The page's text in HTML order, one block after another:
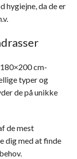
hygiejne, da de er
cm-
typer og
de på unikke
de mest
dig med at finde